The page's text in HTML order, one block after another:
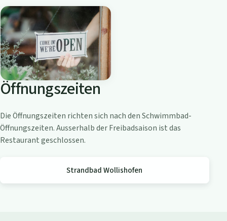
r
o
a
m
Z
ü
i
c
h
e
Öffnungszeiten
Die Öffnungszeiten richten sich nach den Schwimmbad-
Öffnungszeiten. Ausserhalb der Freibadsaison ist das
Restaurant geschlossen.
Strandbad Wollishofen